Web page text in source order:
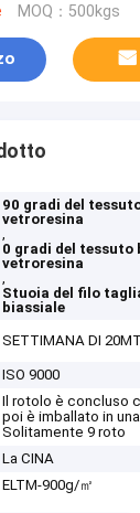
MOQ：500kgs
90 gradi del
vetroresina
,
0 gradi del tessuto
vetroresina
,
Stuoia del filo
biassiale
SETTIMANA DI
ISO 9000
Il rotolo è concluso
poi è imballato in
Solitamente 9 roto
La CINA
ELTM-900g/㎡